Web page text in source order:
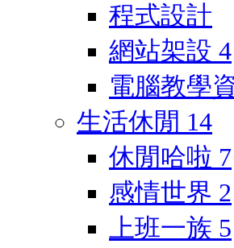
程式設計
網站架設 4
電腦教學
生活休閒 14
休閒哈啦 7
感情世界 2
上班一族 5